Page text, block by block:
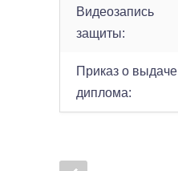
Видеозапись
защиты:
Приказ о выдаче
диплома: